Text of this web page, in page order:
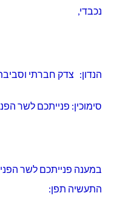
נכבדי,
הנדון: צדק חברתי
סימוכין: פנייתכם לשר הפנים מיום 27
במענה פנייתכם לשר
התעשיה תפן: